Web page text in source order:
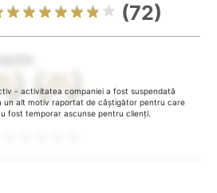
(72)
- activitatea companiei a fost suspendată
un alt motiv raportat de câștigător pentru care
fost temporar ascunse pentru clienți.